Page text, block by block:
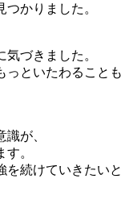
かりました。
づきました。
っといたわることも
が、
。
を続けていきたいと